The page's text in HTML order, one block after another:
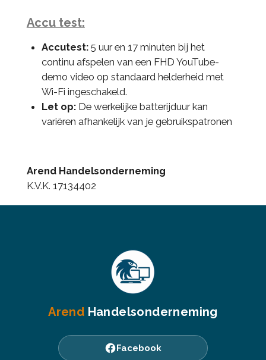
Accu test:
Accutest:5 uur en 17 minuten bij het
continu afspelen van een FHD YouTube-
demo video op standaard helderheid met
Wi-Fi ingeschakeld.
Let op: De werkelijke batterijduur kan
variëren afhankelijk van je gebruikspatronen
Arend Handelsonderneming
K.V.K. 17134402
Arend Handelsonderneming
Facebook